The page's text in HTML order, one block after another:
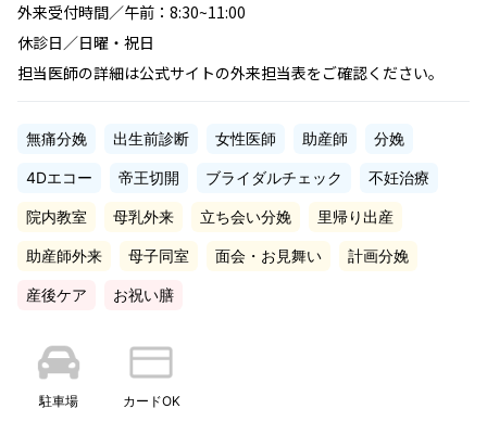
外来受付時間／午前：8:30~11:00
休診日／日曜・祝日
担当医師の詳細は公式サイトの外来担当表をご確認ください。
無痛分娩 出生前診断 女性医師 助産師 分娩
4Dエコー 帝王切開 ブライダルチェック 不妊治療
院内教室 母乳外来 立ち会い分娩 里帰り出産
助産師外来 母子同室 面会・お見舞い 計画分娩
産後ケア お祝い膳
駐車場 カードOK